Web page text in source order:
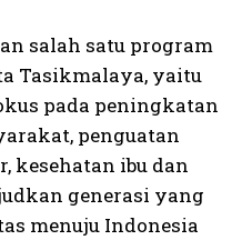
salah satu program
Tasikmalaya, yaitu
pada peningkatan
penguatan
kesehatan ibu dan
generasi yang
menuju Indonesia